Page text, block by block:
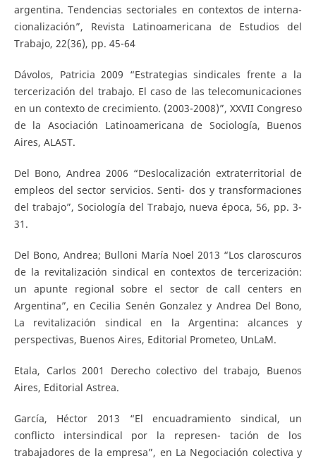
argentina. Tendencias sectoriales en contextos de interna-
cionalización”, Revista Latinoamericana de Estudios del
Trabajo, 22(36), pp. 45-64
Dávolos, Patricia 2009 “Estrategias sindicales frente a la
tercerización del trabajo. El caso de las telecomunicaciones
en un contexto de crecimiento. (2003-2008)”, XXVII Congreso
de la Asociación Latinoamericana de Sociología, Buenos
Aires, ALAST.
Del Bono, Andrea 2006 “Deslocalización extraterritorial de
empleos del sector servicios. Senti- dos y transformaciones
del trabajo”, Sociología del Trabajo, nueva época, 56, pp. 3-
31.
Del Bono, Andrea; Bulloni María Noel 2013 “Los claroscuros
de la revitalización sindical en contextos de tercerización:
un apunte regional sobre el sector de call centers en
Argentina”, en Cecilia Senén Gonzalez y Andrea Del Bono,
La revitalización sindical en la Argentina: alcances y
perspectivas, Buenos Aires, Editorial Prometeo, UnLaM.
Etala, Carlos 2001 Derecho colectivo del trabajo, Buenos
Aires, Editorial Astrea.
García, Héctor 2013 “El encuadramiento sindical, un
conflicto intersindical por la represen- tación de los
trabajadores de la empresa”, en La Negociación colectiva y